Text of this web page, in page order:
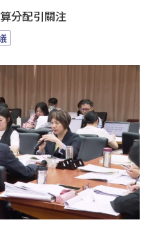
分配引關注